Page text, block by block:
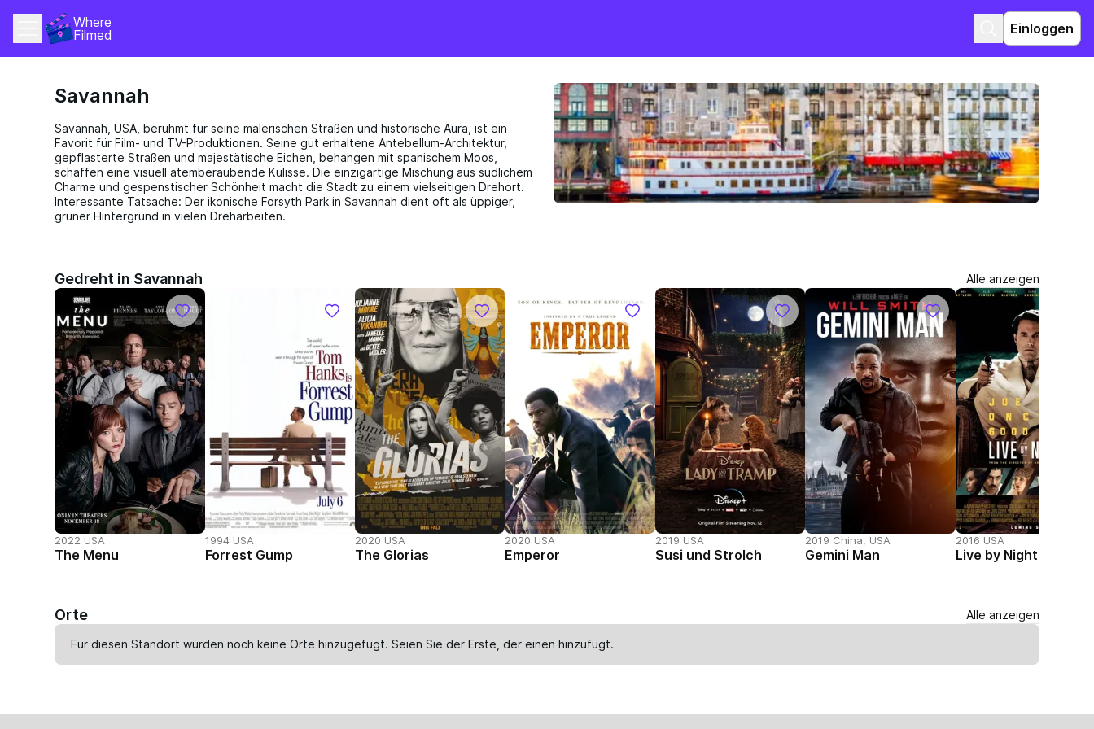
Where
Filmed
Einloggen
Savannah
Savannah, USA, berühmt für seine malerischen Straßen und historische Aura, ist ein
Favorit für Film- und TV-Produktionen. Seine gut erhaltene Antebellum-Architektur,
gepflasterte Straßen und majestätische Eichen, behangen mit spanischem Moos,
schaffen eine visuell atemberaubende Kulisse. Die einzigartige Mischung aus südlichem
Charme und gespenstischer Schönheit macht die Stadt zu einem vielseitigen Drehort.
Interessante Tatsache: Der ikonische Forsyth Park in Savannah dient oft als üppiger,
grüner Hintergrund in vielen Dreharbeiten.
Gedreht in Savannah Alle anzeigen
2022 USA
The Menu
1994 USA
Forrest Gump
2020 USA
The Glorias
2020 USA
Emperor
2019 USA
Susi und Strolch
2019 China, USA
Gemini Man
2016 USA
Live by Night
Orte Alle anzeigen
Für diesen Standort wurden noch keine Orte hinzugefügt. Seien Sie der Erste, der einenhinzufügt.